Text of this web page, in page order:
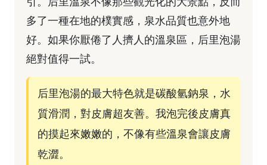
多了一種在地的樸實感，泉水品質也意外地
好。如果你厭倦了人擠人的溫泉區，后里泡湯
絕對值得一試。
后里泡湯的最大特色就是碳酸氫鈉泉，水
質滑潤，對皮膚超友善。我泡完後皮膚真
的摸起來嫩嫩的，不像有些溫泉會讓皮膚
乾澀。